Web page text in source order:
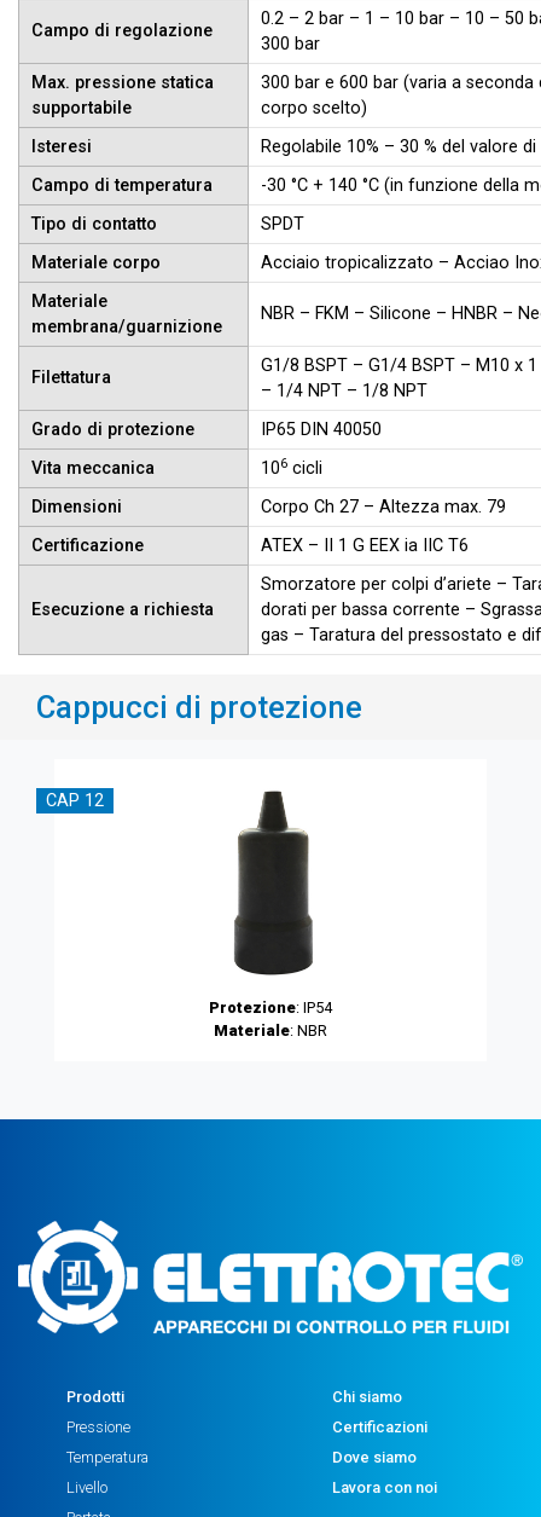
Campo di regolazione
0.2 – 2 bar – 1 – 10 bar – 10 – 50
300 bar
Max. pressione statica
supportabile
300 bar e 600 bar (varia a
corpo scelto)
Isteresi
Regolabile 10% – 30 % del valore
Campo di temperatura
-30 °C + 140 °C (in funzione della
Tipo di contatto
SPDT
Materiale corpo
Acciaio tropicalizzato – Acciao
Materiale
membrana/guarnizione
NBR – FKM – Silicone – HNBR –
Filettatura
G1/8 BSPT – G1/4 BSPT – M10 x
– 1/4 NPT – 1/8 NPT
Grado di protezione
IP65 DIN 40050
Vita meccanica
106 cicli
Dimensioni
Corpo Ch 27 – Altezza max. 79
Certificazione
ATEX – II 1 G EEX ia IIC T6
Esecuzione a richiesta
Smorzatore per colpi d’ariete –
dorati per bassa corrente –
gas – Taratura del pressostato e
Cappucci di protezione
CAP 12
Protezione: IP54
Materiale: NBR
Prodotti
Pressione
Temperatura
Livello
Chi siamo
Certificazioni
Dove siamo
Lavora con noi